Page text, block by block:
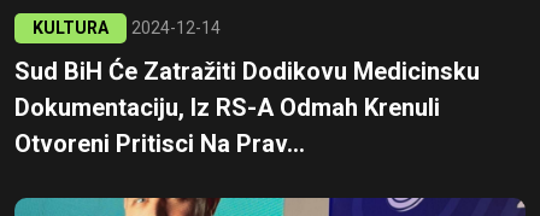
KULTURA 2024-12-14
Sud BiH Će Zatražiti Dodikovu Medicinsku
Dokumentaciju, Iz RS-A Odmah Krenuli
Otvoreni Pritisci Na Prav...